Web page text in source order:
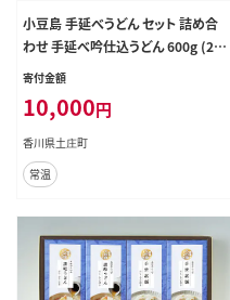
小豆島 手延べうどん セット 詰め合
わせ 手延べ吟仕込うどん 600g (20
0g×3袋) 手延べ黒胡麻うどん 320g
黒ゴマ 乾麺 麺 麺類 食品 香川 香川
県 土庄町
寄付金額
10,000円
香川県土庄町
常温